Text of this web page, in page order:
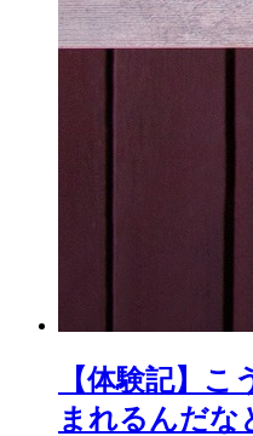
【体験記】
まれるんだな